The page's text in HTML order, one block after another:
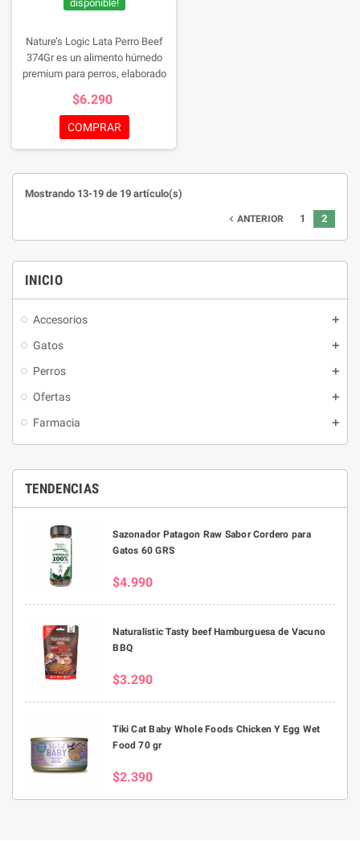
INICIO
Accesorios
Gatos
Perros
Ofertas
Farmacia
TENDENCIAS
Sazonador Patagon Raw Sabor Cordero para
Gatos 60 GRS
$4.990
Naturalistic Tasty beef Hamburguesa de Vacuno
BBQ
$3.290
Tiki Cat Baby Whole Foods Chicken Y Egg Wet
Food 70 gr
$2.390
disponible!
Nature’s Logic Lata Perro Beef
374Gr es un alimento húmedo
premium para perros, elaborado
enriquecido con frutas y verduras.
Sin granos ni aditivos sintéticos,
ofrece una nutrición completa y
de la vida de tu mascota.Lata de
374 g
$6.290
COMPRAR
Mostrando 13-19 de 19 artículo(s)
navigate_before ANTERIOR 1 2